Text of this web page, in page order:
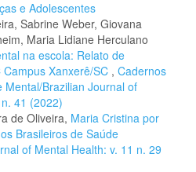
e Adolescentes
Sabrine Weber, Giovana
Maria Lidiane Herculano
na escola: Relato de
Xanxerê/SC , Cadernos
Mental/Brazilian Journal of
41 (2022)
de Oliveira, Maria Cristina por
Brasileiros de Saúde
of Mental Health: v. 11 n. 29